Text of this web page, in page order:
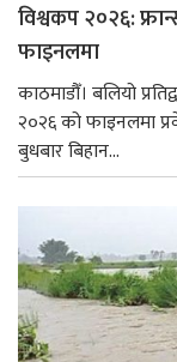
विश्वकप २०२६:
फाइनलमा
काठमाडौँ। बलियो
२०२६ को फाइनलमा
बुधबार बिहान...